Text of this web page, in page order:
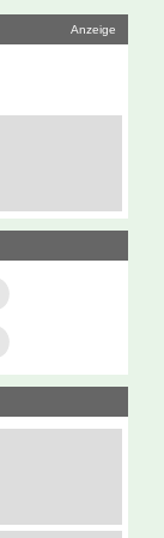
Anzeige